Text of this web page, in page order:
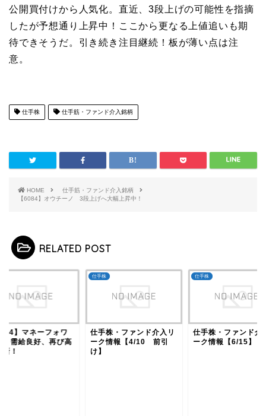
公開買付けから人気化。直近、3段上げの可能性を指摘
したが予想通り上昇中！ここから更なる上値追いも期
待できそうだ。引き続き注目継続！板が薄い点は注
意。
仕手株 仕手筋・ファンド介入銘柄
HOME
仕手筋・ファンド介入銘柄
【6084】オウチーノ 3段上げへ大幅上昇中！
RELATED POST
】マネーフォワ
需給良好、再び高
！
仕手株
仕手株・ファンド介入リ
ーク情報【4/10 前引
け】
仕手株
仕手株・ファンド介
ーク情報【6/15】